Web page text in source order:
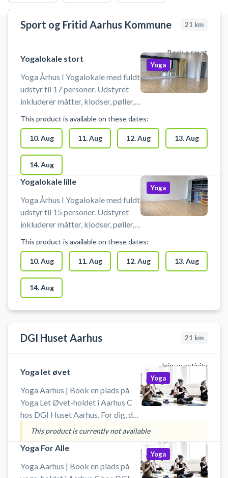
FACILITIES WITH AVAILABLE ACTIVITIES
Sport og Fritid Aarhus Kommune 21 km
Book a court
Yogalokale stort
Yoga Århus I Yogalokale med fuldt
udstyr til 17 personer. Udstyret
inkluderer måtter, klodser, pøller,
bygningens konstruktion må
lokalet KUN benyttes til yoga,
meditation og mindfulness.
Yoga
This product is available on these dates:
10. Aug 11. Aug 12. Aug 13. Aug
14. Aug
Yogalokale lille
Yoga Århus I Yogalokale med fuldt
udstyr til 15 personer. Udstyret
inkluderer måtter, klodser, pøller,
bygningens konstruktion må
lokalet KUN benyttes til yoga,
meditation og mindfulness.
Yoga
This product is available on these dates:
10. Aug 11. Aug 12. Aug 13. Aug
14. Aug
DGI Huset Aarhus 21 km
Join an activity
Yoga let øvet
Yoga Aarhus | Book en plads på
Yoga Let Øvet-holdet i Aarhus C
hos DGI Huset Aarhus. For dig, der
har erfaring med yoga og er klar til
næste niveau. På dette hold
arbejder vi med balance, styrke og
mere avancerede yogastillinger i
et fokuseret og dynamisk flow. Et
Yoga
This product is currently not available
Yoga For Alle
Yoga Aarhus | Book en plads på
Yoga